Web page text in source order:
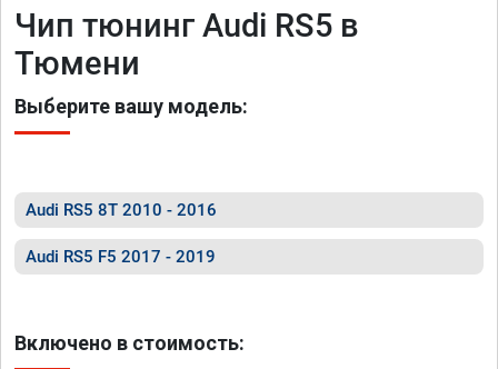
Чип тюнинг Audi RS5 в
Тюмени
Выберите вашу модель:
Audi RS5 8T 2010 - 2016
Audi RS5 F5 2017 - 2019
Включено в стоимость: